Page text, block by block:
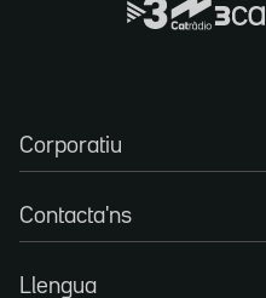
Corporatiu
Contacta'ns
Llengua